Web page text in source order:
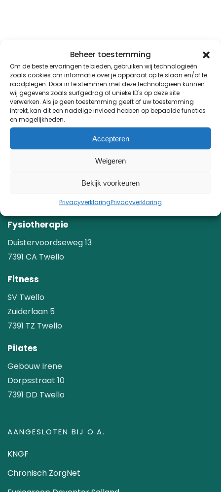
Beheer toestemming
Om de beste ervaringen te bieden, gebruiken wij technologieën
zoals cookies om informatie over je apparaat op te slaan en/of te
raadplegen. Door in te stemmen met deze technologieën kunnen
wij gegevens zoals surfgedrag of unieke ID's op deze site
verwerken. Als je geen toestemming geeft of uw toestemming
intrekt, kan dit een nadelige invloed hebben op bepaalde functies
en mogelijkheden.
Accepteren
Weigeren
Bekijk voorkeuren
PrivacyverklaringPrivacyverklaring
CONTACT
0571 - 27 47 33
info@deboogfysiotherapie.nl
Fysiotherapie
Duistervoordseweg 13
7391 CA Twello
Fitness
SV Twello
Zuiderlaan 5
7391 TZ Twello
Pilates
Gebouw Irene
Dorpsstraat 10
7391 DD Twello
AANGESLOTEN BIJ O.A.
KNGF
Chronisch ZorgNet